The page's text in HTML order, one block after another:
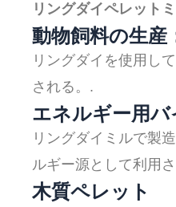
リングダイペレット
動物飼料の生産
リングダイを使用し
される。.
エネルギー用バ
リングダイミルで製
ルギー源として利用
木質ペレット